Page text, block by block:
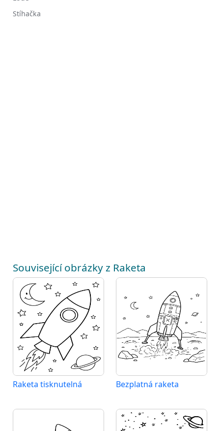
Stíhačka
Související obrázky z Raketa
Raketa tisknutelná Bezplatná raketa